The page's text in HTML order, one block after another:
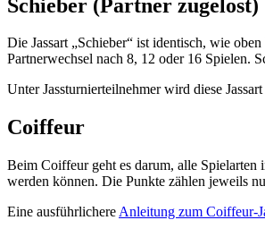
Schieber (Partner zugelost)
Die Jassart „Schieber“ ist identisch, wie
Partnerwechsel nach 8, 12 oder 16 Spielen.
Unter Jassturnierteilnehmer wird diese
Coiffeur
Beim Coiffeur geht es darum, alle
werden können. Die Punkte zählen jeweils
Eine ausführlichere Anleitung zum Coiffeur-